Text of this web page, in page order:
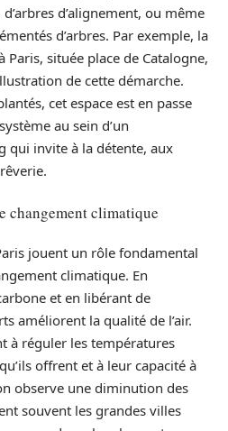
d’alignement, ou même
d’arbres. Par exemple, la
Paris, située place de Catalogne,
de cette démarche.
cet espace est en passe
au sein d’un
qui invite à la détente, aux
changement climatique
jouent un rôle fondamental
climatique. En
et en libérant de
améliorent la qualité de l’air.
à réguler les températures
offrent et à leur capacité à
observe une diminution des
souvent les grandes villes